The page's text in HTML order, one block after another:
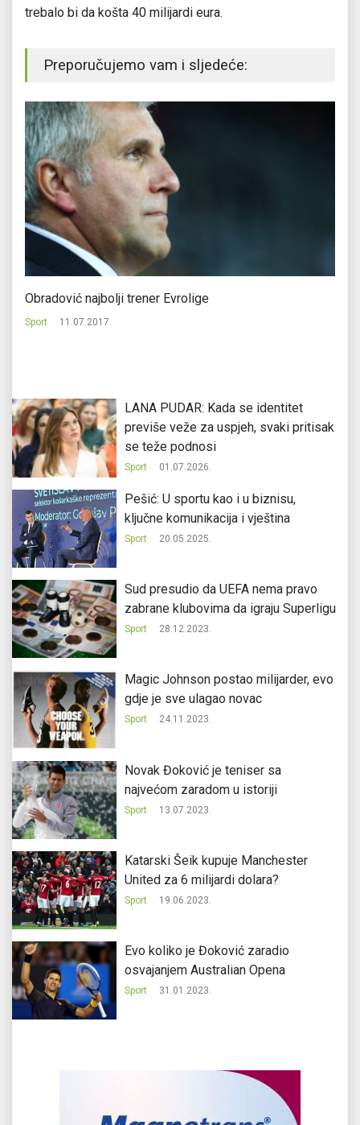
trebalo bi da košta 40 milijardi eura.
Preporučujemo vam i sljedeće:
Obradović najbolji trener Evrolige
Sport 11.07.2017.
LANA PUDAR: Kada se identitet
previše veže za uspjeh, svaki pritisak
se teže podnosi
Sport 01.07.2026.
Pešić: U sportu kao i u biznisu,
ključne komunikacija i vještina
Sport 20.05.2025.
Sud presudio da UEFA nema pravo
zabrane klubovima da igraju Superligu
Sport 28.12.2023.
Magic Johnson postao milijarder, evo
gdje je sve ulagao novac
Sport 24.11.2023.
Novak Đoković je teniser sa
najvećom zaradom u istoriji
Sport 13.07.2023.
Katarski Šeik kupuje Manchester
United za 6 milijardi dolara?
Sport 19.06.2023.
Evo koliko je Đoković zaradio
osvajanjem Australian Opena
Sport 31.01.2023.